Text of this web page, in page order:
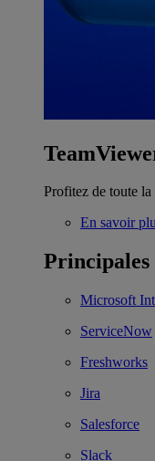
Profitez de toute la
En savoir
Microsoft
ServiceNow
Freshworks
Jira
Salesforce
Slack